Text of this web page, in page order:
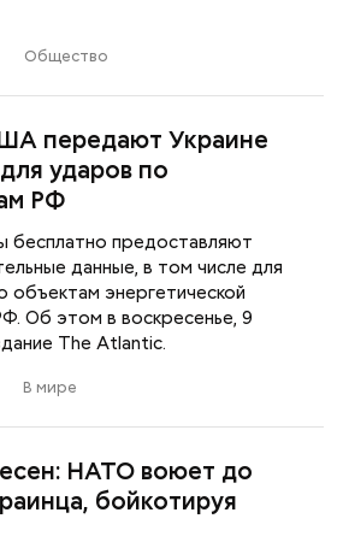
Общество
передают Украине
ударов по
РФ
предоставляют
данные, в том числе для
объектам энергетической
Об этом в воскресенье, 9
The Atlantic.
В мире
НАТО воюет до
бойкотируя